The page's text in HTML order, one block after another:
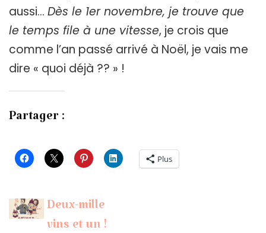
aussi… Dès le 1er novembre, je trouve que
le temps file à une vitesse, je crois que
comme l’an passé arrivé à Noël, je vais me
dire « quoi déjà ?? » !
Partager :
Plus
Deux-mille
vins et un !